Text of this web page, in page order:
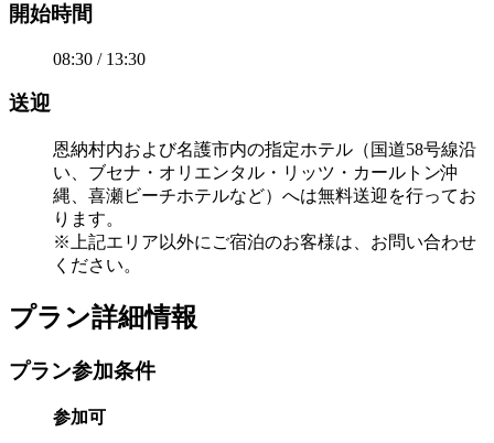
開始時間
08:30 / 13:30
送迎
恩納村内および名護市内の指定ホテル（国道58号線沿
い、ブセナ・オリエンタル・リッツ・カールトン沖
縄、喜瀬ビーチホテルなど）へは無料送迎を行ってお
ります。
※上記エリア以外にご宿泊のお客様は、お問い合わせ
ください。
プラン詳細情報
プラン参加条件
参加可